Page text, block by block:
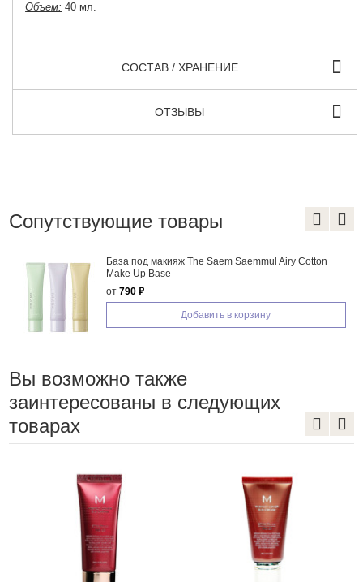
Объем: 40 мл.
СОСТАВ / ХРАНЕНИЕ
ОТЗЫВЫ
Сопутствующие товары
База под макияж The Saem Saemmul Airy Cotton
Make Up Base
от 790 ₽
Добавить в корзину
Вы возможно также
заинтересованы в следующих
товарах